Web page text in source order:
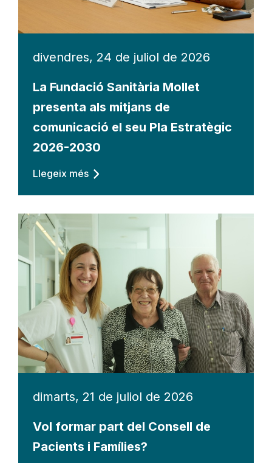
divendres, 24 de juliol de 2026
La Fundació Sanitària Mollet
presenta als mitjans de
comunicació el seu Pla Estratègic
2026-2030
Llegeix més
dimarts, 21 de juliol de 2026
Vol formar part del Consell de
Pacients i Famílies?